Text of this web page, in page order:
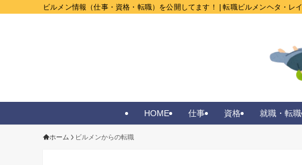
ビルメン情報（仕事・資格・転職）を公開してます！ | 転職ビルメンヘタ・レイ
HOME 仕事 資格 就職・転職
ホーム ビルメンからの転職